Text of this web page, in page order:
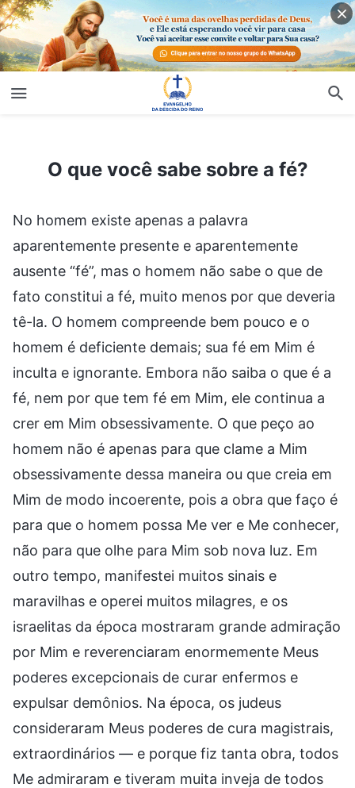
O que você sabe sobre a fé?
No homem existe apenas a palavra
aparentemente presente e aparentemente
ausente “fé”, mas o homem não sabe o que de
fato constitui a fé, muito menos por que deveria
tê-la. O homem compreende bem pouco e o
homem é deficiente demais; sua fé em Mim é
inculta e ignorante. Embora não saiba o que é a
fé, nem por que tem fé em Mim, ele continua a
crer em Mim obsessivamente. O que peço ao
homem não é apenas para que clame a Mim
obsessivamente dessa maneira ou que creia em
Mim de modo incoerente, pois a obra que faço é
para que o homem possa Me ver e Me conhecer,
não para que olhe para Mim sob nova luz. Em
outro tempo, manifestei muitos sinais e
maravilhas e operei muitos milagres, e os
israelitas da época mostraram grande admiração
por Mim e reverenciaram enormemente Meus
poderes excepcionais de curar enfermos e
expulsar demônios. Na época, os judeus
consideraram Meus poderes de cura magistrais,
extraordinários — e porque fiz tanta obra, todos
Me admiraram e tiveram muita inveja de todos